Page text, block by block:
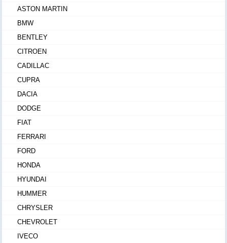
ASTON MARTIN
BMW
BENTLEY
CITROEN
CADILLAC
CUPRA
DACIA
DODGE
FIAT
FERRARI
FORD
HONDA
HYUNDAI
HUMMER
CHRYSLER
CHEVROLET
IVECO